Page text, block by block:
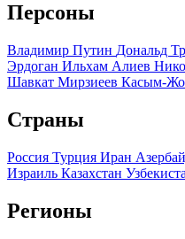
Персоны
Владимир Путин Дональд
Эрдоган Ильхам Алиев
Шавкат Мирзиеев Касым-
Страны
Россия Турция Иран
Израиль Казахстан
Регионы